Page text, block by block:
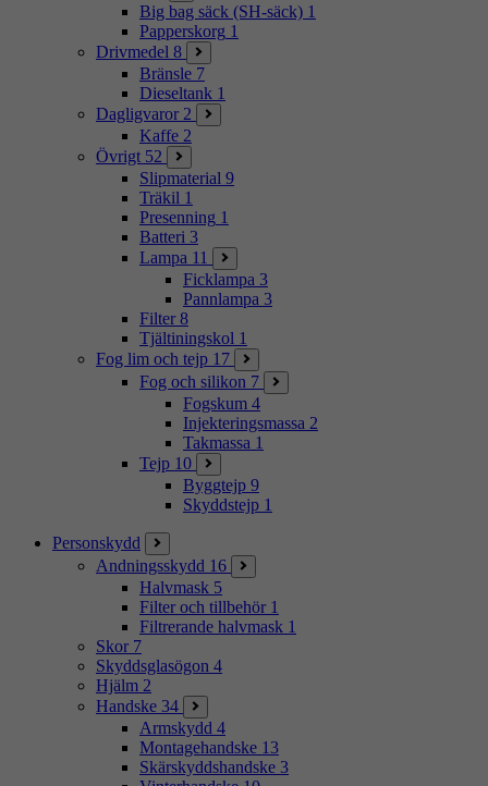
Big bag säck (SH-säck) 1
Papperskorg 1
Drivmedel 8
Bränsle 7
Dieseltank 1
Dagligvaror 2
Kaffe 2
Övrigt 52
Slipmaterial 9
Träkil 1
Presenning 1
Batteri 3
Lampa 11
Ficklampa 3
Pannlampa 3
Filter 8
Tjältiningskol 1
Fog lim och tejp 17
Fog och silikon 7
Fogskum 4
Injekteringsmassa 2
Takmassa 1
Tejp 10
Byggtejp 9
Skyddstejp 1
Personskydd
Andningsskydd 16
Halvmask 5
Filter och tillbehör 1
Filtrerande halvmask 1
Skor 7
Skyddsglasögon 4
Hjälm 2
Handske 34
Armskydd 4
Montagehandske 13
Skärskyddshandske 3